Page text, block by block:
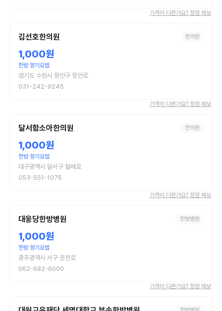
가격이 다른가요? 정정 제보
김선호한의원 한의원
1,000원
한방 향기요법
경기도 수원시 장안구 장안로
031-242-9245
가격이 다른가요? 정정 제보
달서함소아한의원 한의원
1,000원
한방 향기요법
대구광역시 달서구 월배로
053-551-1075
가격이 다른가요? 정정 제보
대웅당한방병원 한방병원
1,000원
한방 향기요법
광주광역시 서구 운천로
062-682-6000
가격이 다른가요? 정정 제보